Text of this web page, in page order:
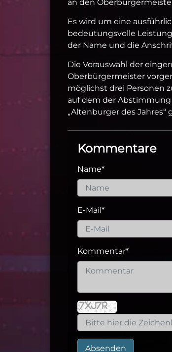
an den
Es wird um eine
bedeutungsvolle
der Name und die
Die Vorauswahl der
Oberbürgermeister
möglichst drei Personen
auf dem der
„Altenburger des Jahres“
Kommentare
Name*
E-Mail*
Kommentar*
Absenden